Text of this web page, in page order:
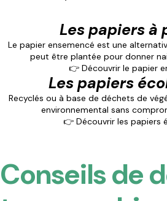
Les papiers à
Le papier ensemencé est une
peut être plantée pour donner
👉 Découvrir le papier
Les papiers
Recyclés ou à base de déchets de
environnemental sans
👉 Découvrir les papiers
Conseils de